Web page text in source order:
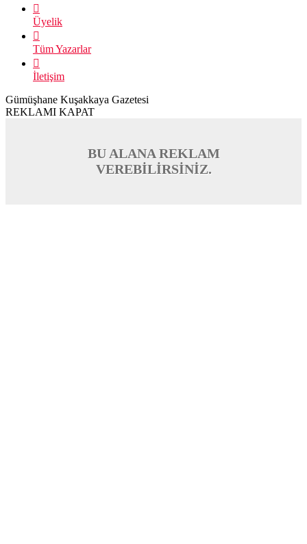
Üyelik
Tüm Yazarlar
İletişim
Gümüşhane Kuşakkaya Gazetesi
REKLAMI KAPAT
BU ALANA REKLAM
VEREBİLİRSİNİZ.